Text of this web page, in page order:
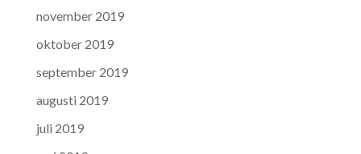
november 2019
oktober 2019
september 2019
augusti 2019
juli 2019